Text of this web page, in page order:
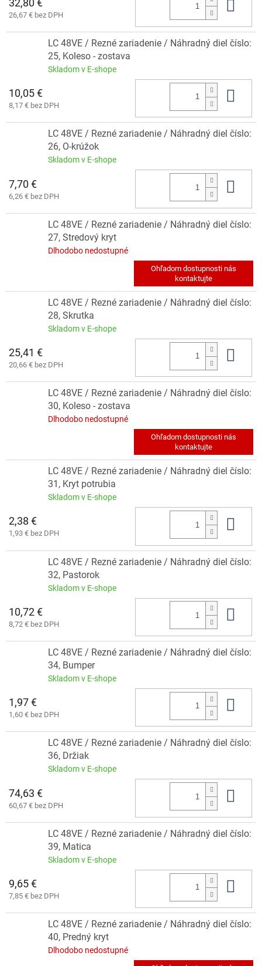
32,80 €
26,67 € bez DPH
LC 48VE / Rezné zariadenie / Náhradný diel číslo:
25, Koleso - zostava
Skladom v E-shope
10,05 €
8,17 € bez DPH
LC 48VE / Rezné zariadenie / Náhradný diel číslo:
26, O-krúžok
Skladom v E-shope
7,70 €
6,26 € bez DPH
LC 48VE / Rezné zariadenie / Náhradný diel číslo:
27, Stredový kryt
Dlhodobo nedostupné
LC 48VE / Rezné zariadenie / Náhradný diel číslo:
28, Skrutka
Skladom v E-shope
25,41 €
20,66 € bez DPH
LC 48VE / Rezné zariadenie / Náhradný diel číslo:
30, Koleso - zostava
Dlhodobo nedostupné
LC 48VE / Rezné zariadenie / Náhradný diel číslo:
31, Kryt potrubia
Skladom v E-shope
2,38 €
1,93 € bez DPH
LC 48VE / Rezné zariadenie / Náhradný diel číslo:
32, Pastorok
Skladom v E-shope
10,72 €
8,72 € bez DPH
LC 48VE / Rezné zariadenie / Náhradný diel číslo:
34, Bumper
Skladom v E-shope
1,97 €
1,60 € bez DPH
LC 48VE / Rezné zariadenie / Náhradný diel číslo:
36, Držiak
Skladom v E-shope
74,63 €
60,67 € bez DPH
LC 48VE / Rezné zariadenie / Náhradný diel číslo:
39, Matica
Skladom v E-shope
9,65 €
7,85 € bez DPH
LC 48VE / Rezné zariadenie / Náhradný diel číslo:
40, Predný kryt
Dlhodobo nedostupné